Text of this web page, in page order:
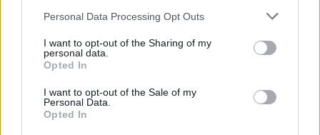
This information may also be disclosed by us to third parties
disclose it to other third parties.
Please note that this website/app uses one or more Google
services and may gather and store information including but
not limited to your visit or usage behaviour. You may click to
grant or deny consent to Google and its third-party tags to
Personal Data Processing Opt Outs
I want to opt-out of the Sharing of my
personal data.
Opted In
I want to opt-out of the Sale of my
Personal Data.
Opted In